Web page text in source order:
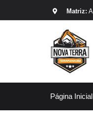
Matriz:
Página Inicial